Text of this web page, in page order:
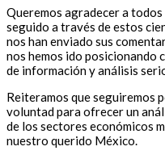
Queremos agradecer a
seguido a través de estos
nos han enviado sus
nos hemos ido posicionando
de información y análisis
Reiteramos que seguiremos
voluntad para ofrecer un
de los sectores económicos
nuestro querido México.